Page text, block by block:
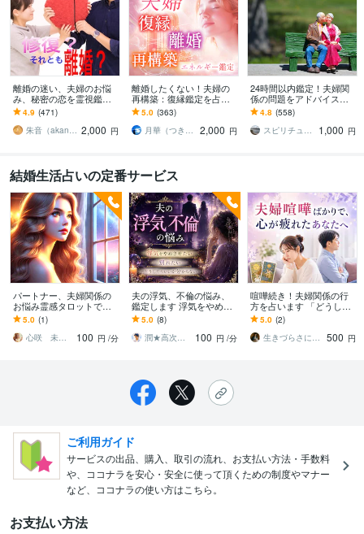
離婚の迷い、夫婦のお悩
み、秘密の恋を霊視鑑定
します 夫婦の関係、浮
気、不倫、離婚後の生
活、経済面、親権、再婚
4.9 (471)
朱音（akane） 2,000 円
離婚したくない！夫婦の
再構築：復縁鑑定を占い
ます 潜在意識の魂鑑定で
不倫浮気等の離婚危機か
ら夫婦円満に。
5.0 (363)
月華（つきか）
2,000 円
24時間以内鑑定！夫婦関
係の問題をアドバイスし
ます 気持ち・今後の二人
に必要なこと☆より良い
夫婦になるために
4.8 (558)
スピリチュアルカウンセラー沙耶美
1,000 円
結婚生活占いの定番サービス
パートナー、夫婦関係の
お悩み霊感タロットで視
ます 相手の本心や未来を
丁寧に読み解きあなたの
望む幸せへと導きます
5.0 (1)
心咲 未来を照らす☆タロティスト
100 円 /分
夫の浮気、不倫の悩み、
鑑定します 浮気をやめさ
せたい、別れたい、どう
したらいいか分からな
い。
5.0 (8)
潤★高次元の声を届ける宇宙チャネラー
100 円 /分
喧嘩続き！夫婦関係の行
方を占います 「どうして
分かり合えないの？」そ
の答え一緒に見つけまし
ょう。
5.0 (2)
生きづらさに寄り添う九星気学鑑定士
500 円
ご利用ガイド
サービスの出品、購入、取引の流れ、お支払い方法・手数料
や、ココナラを安心・安全に使って頂くための制度やマナー
など、ココナラの使い方はこちら。
お支払い方法